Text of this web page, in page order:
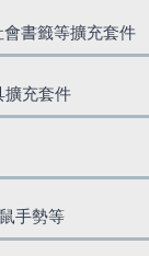
書籤等擴充套件
擴充套件
手勢等